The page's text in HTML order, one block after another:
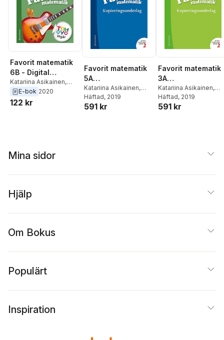
Favorit matematik
6B - Digital
elevlicens 12 mån -
Katariina Asikainen,
Kimmo Nyrhinen
Rokka,Päivi Vehmas
E-bok 2020
122 kr
Favorit matematik
5A
Kopieringsunderlag
Katariina Asikainen,
Kimmo Nyrhinen
Rokka,Päivi Vehmas
Häftad, 2019
591 kr
Favorit matematik
3A
Katariina Asikainen,
Kimmo Nyrhinen
Rokka,Päivi Vehmas
Häftad, 2019
591 kr
Mina sidor
Hjälp
Om Bokus
Populärt
Inspiration